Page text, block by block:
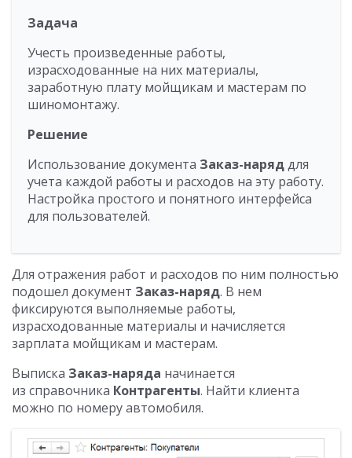
Задача
Учесть произведенные работы,
израсходованные на них материалы,
заработную плату мойщикам и мастерам по
шиномонтажу.
Решение
Использование документа Заказ-наряддля
учета каждой работы и расходов на эту работу.
Настройка простого и понятного интерфейса
для пользователей.
Для отражения работ и расходов по ним полностью
подошел документ Заказ-наряд. В нем
фиксируются выполняемые работы,
израсходованные материалы и начисляется
зарплата мойщикам и мастерам.
Выписка Заказ-наряда начинается
из справочника Контрагенты. Найти клиента
можно по номеру автомобиля.